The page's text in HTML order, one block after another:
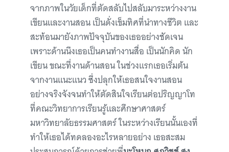
จากภาพในวัยเด็กที่ตัดสลับไปสลับมาระหว่างงาน
เขียนและงานสอน เป็นดั่งเข็มทิศที่นำทางชีวิต และ
สะท้อนมายังภาพปัจจุบันของเธออย่างชัดเจน
เพราะด้านนึงเธอเป็นคนทำงานสื่อ เป็นนักคิด นัก
เขียน ขณะที่งานด้านสอน ในช่วงแรกเธอเริ่มต้น
จากงานแนะแนว ซึ่งปลุกให้เธอสนใจงานสอน
อย่างจริงจังจนทำให้ตัดสินใจเรียนต่อปริญญาโท
ที่คณะวิทยาการเรียนรู้และศึกษาศาสตร์
มหาวิทยาลัยธรรมศาสตร์ ในระหว่างเรียนนั้นเองที่
ทำให้เธอได้ทดลองอะไรหลายอย่าง เธอสะสม